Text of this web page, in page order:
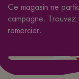
Ce magasin ne
campagne. Trouvez
remercier.